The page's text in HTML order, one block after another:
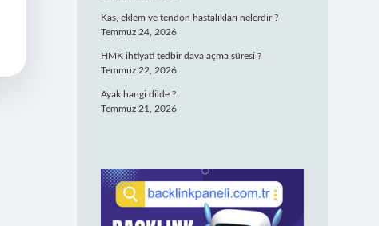
Kas, eklem ve tendon hastalıkları nelerdir ?
Temmuz 24, 2026
HMK ihtiyati tedbir dava açma süresi ?
Temmuz 22, 2026
Ayak hangi dilde ?
Temmuz 21, 2026